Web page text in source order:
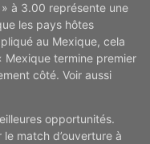
à 3.00 représente une
les pays hôtes
au Mexique, cela
Mexique termine premier
côté. Voir aussi
opportunités.
match d’ouverture à